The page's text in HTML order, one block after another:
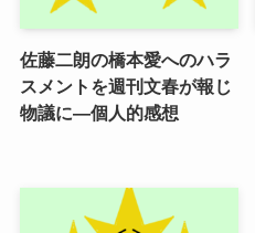
佐藤二朗の橋本愛へのハラ
スメントを週刊文春が報じ
物議に―個人的感想